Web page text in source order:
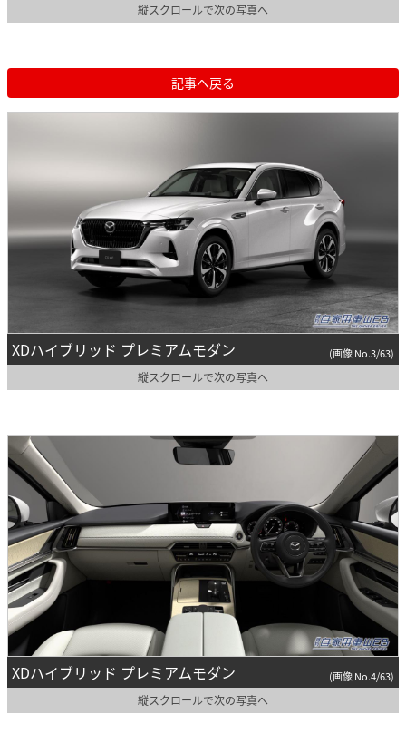
縦スクロールで次の写真へ
記事へ戻る
XDハイブリッド プレミアムモダン (画像 No.3/63)
縦スクロールで次の写真へ
XDハイブリッド プレミアムモダン (画像 No.4/63)
縦スクロールで次の写真へ